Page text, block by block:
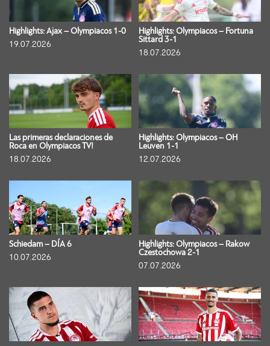
Highlights: Ajax – Olympiacos 1-0
19.07.2026
Highlights: Olympiacos – Fortuna
Sittard 3-1
18.07.2026
Las primeras declaraciones de
Roca en Olympiacos TV!
18.07.2026
Highlights: Olympiacos – OH
Leuven 1-1
12.07.2026
Schiedam – DÍA 6
10.07.2026
Highlights: Olympiacos – Rakow
Czestochowa 2-1
07.07.2026